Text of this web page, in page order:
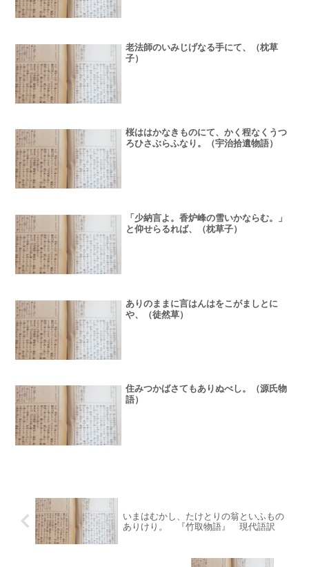
老法師のいみじげなる手にて、（枕草
子）
桜ははかなきものにて、かく程なくうつ
ろひさぶらふなり。（宇治拾遺物語）
「少納言よ。香炉峰の雪いかならむ。」
と仰せらるれば、（枕草子）
ありのままに言はんはをこがましとに
や、（徒然草）
住みつかばさてもありぬべし。（源氏物
語）
いまはむかし、たけとりの翁といふもの
ありけり。 『竹取物語』 現代語訳